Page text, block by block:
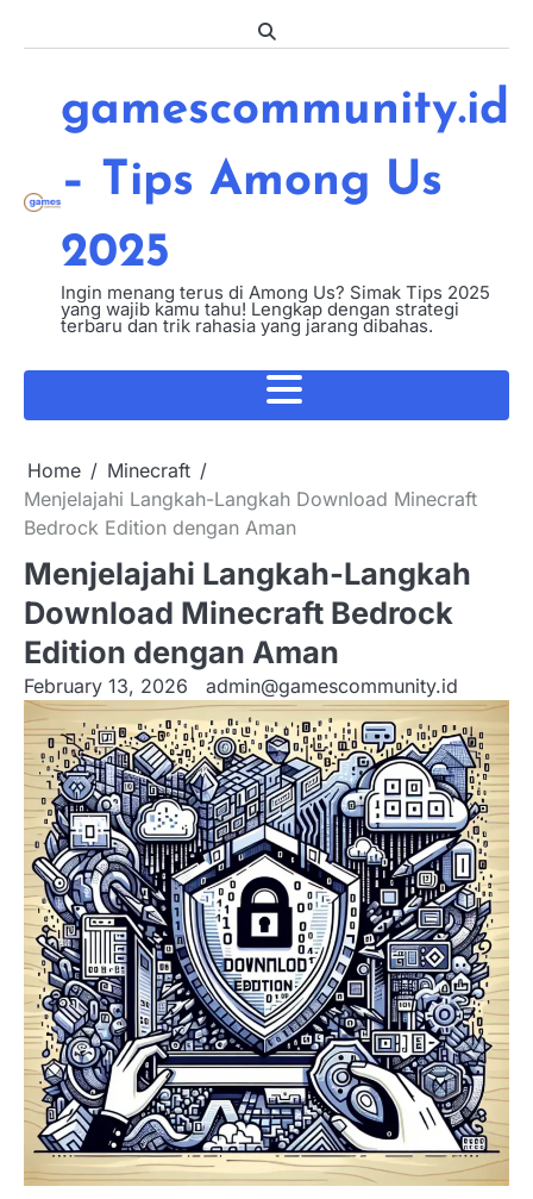
gamescommunity.id
– Tips Among Us
2025
Ingin menang terus di Among Us? Simak Tips 2025
yang wajib kamu tahu! Lengkap dengan strategi
terbaru dan trik rahasia yang jarang dibahas.
Home
Minecraft
Menjelajahi Langkah-Langkah Download Minecraft
Bedrock Edition dengan Aman
Menjelajahi Langkah-Langkah
Download Minecraft Bedrock
Edition dengan Aman
February 13, 2026 admin@gamescommunity.id